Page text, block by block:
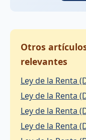
Otros
relevantes
Ley de la Renta
Ley de la Renta
Ley de la Renta
Ley de la Renta